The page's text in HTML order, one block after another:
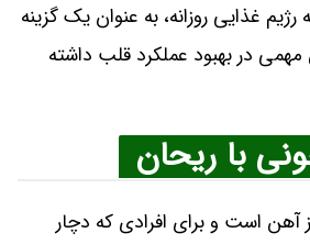
غذایی روزانه، به عنوان یک گزینه
در بهبود عملکرد قلب داشته
با ریحان
است و برای افرادی که دچار